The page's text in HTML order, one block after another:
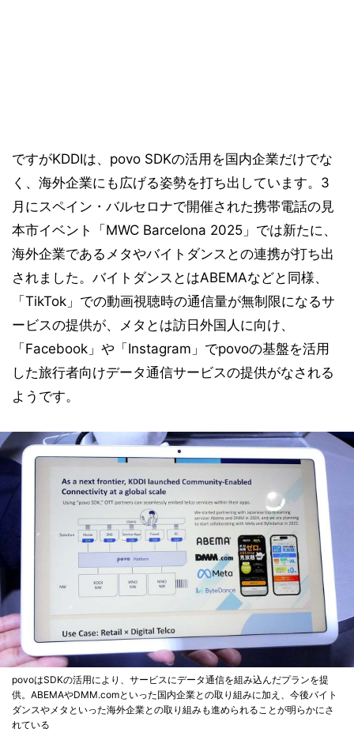
ですがKDDIは、povo SDKの活用を国内企業だけでな
く、海外企業にも広げる姿勢を打ち出しています。3
月にスペイン・バルセロナで開催された携帯電話の見
本市イベント「MWC Barcelona 2025」では新たに、
海外企業であるメタやバイトダンスとの連携が打ち出
されました。バイトダンスとはABEMAなどと同様、
「TikTok」での動画視聴時の通信量が無制限になるサ
ービスの提供が、メタとは訪日外国人に向け、
「Facebook」や「Instagram」でpovoの基盤を活用
した旅行者向けデータ通信サービスの提供がなされる
ようです。
povoはSDKの活用により、サービスにデータ通信を組み込んだプランを提
供。ABEMAやDMM.comといった国内企業との取り組みに加え、今後バイト
ダンスやメタといった海外企業との取り組みも進められることが明らかにさ
れている